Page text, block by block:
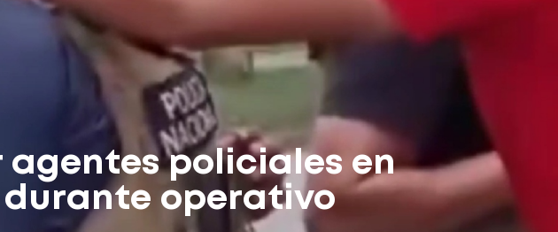
agentes policiales en
durante operativo